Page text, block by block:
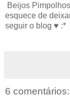
Beijos
esquece de
seguir o blog ♥ :*
6 comentários: